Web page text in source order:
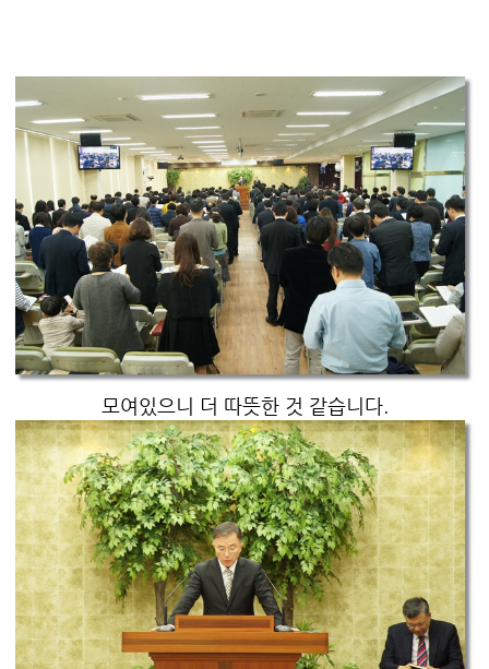
모여있으니 더 따뜻한 것 같습니다.